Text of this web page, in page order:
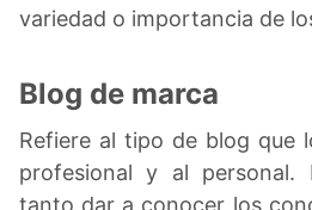
variedad o importancia de
Blog de marca
Refiere al tipo de blog que
profesional y al personal.
tanto dar a conocer los